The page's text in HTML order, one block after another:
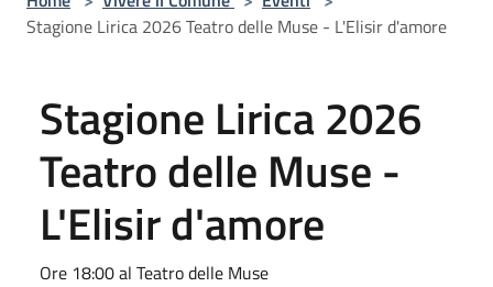
Stagione Lirica 2026 Teatro delle Muse - L'Elisir d'amore
Stagione Lirica 2026
Teatro delle Muse -
L'Elisir d'amore
Ore 18:00 al Teatro delle Muse